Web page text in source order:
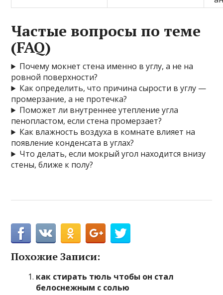
Частые вопросы по теме
(FAQ)
Почему мокнет стена именно в углу, а не на
ровной поверхности?
Как определить, что причина сырости в углу —
промерзание, а не протечка?
Поможет ли внутреннее утепление угла
пенопластом, если стена промерзает?
Как влажность воздуха в комнате влияет на
появление конденсата в углах?
Что делать, если мокрый угол находится внизу
стены, ближе к полу?
Похожие Записи:
как стирать тюль чтобы он стал
белоснежным с солью